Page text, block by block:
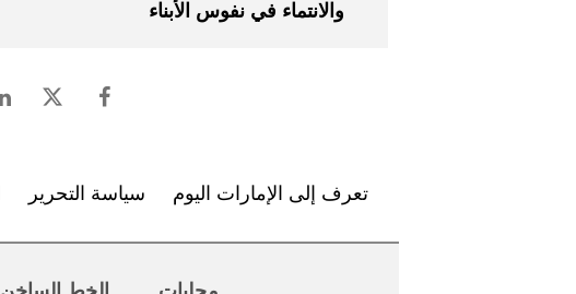
والانتماء في نفوس الأبناء
تعرف إلى الإمارات اليوم سياسة التحرير